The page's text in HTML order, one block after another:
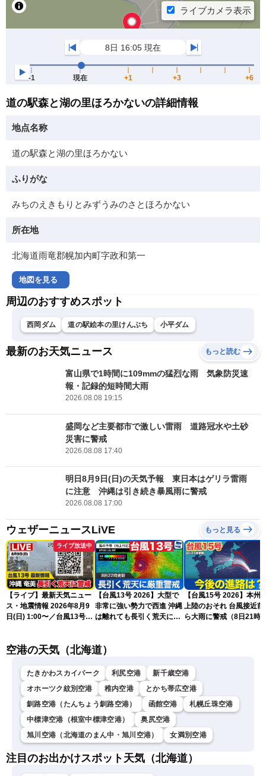
道の駅森と湖の里ほろかないの詳細情報
地点名称
道の駅森と湖の里ほろかない
ふりがな
みちのえきもりとみずうみのさとほろかない
所在地
北海道雨竜郡幌加内町字政和第一
地図を見る
周辺のおすすめスポット
西岡ダム 道の駅絵本の里けんぶち 小平ダム
最新のお天気ニュース もっと読む
富山県で1時間に109mmの猛烈な雨 気象防災速
報・記録的短時間大雨
2026.08.08 19:15
盛岡など主要都市で激しい雷雨 道路冠水や土砂
災害に警戒
2026.08.08 17:40
明日8月9日(日)の天気予報 東日本はゲリラ雷雨
に注意 沖縄は引き続き暴風雨に警戒
2026.08.08 17:00
ウェザーニュースLiVE もっと見る
ライブ放送中
【ライブ】最新天気ニュー
ス・地震情報 2026年8月9
日(日) 1:00〜／台風13号・
LiVE〉
【台風13号 2026】大型で
非常に強い勢力で西進 沖縄
は離れても長引く荒天に厳
【台風15号 2026】本州
上陸のおそれ 台風接近前
ら大雨に警戒（8日21時
空港の天気（北海道）
たきかわスカイパーク 利尻空港
新千歳空港
オホーツク紋別空港
稚内空港
とかち帯広空港
釧路空港（たんちょう釧路空港）
函館空港
札幌丘珠空港
中標津空港（根室中標津空港）
奥尻空港
旭川空港（北海道のまん中・旭川空港）
女満別空港
注目のお出かけスポット天気（北海道）